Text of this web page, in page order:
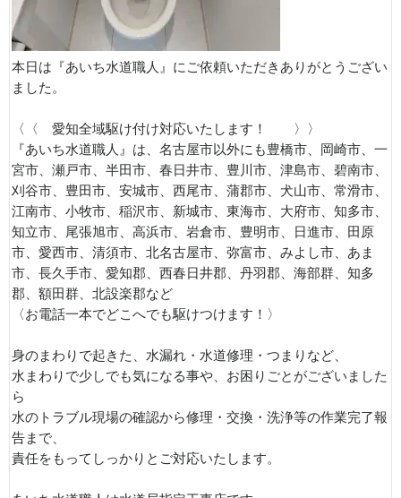
本日は『あいち水道職人』にご依頼いただきありがとうござい
ました。
〈〈 愛知全域駆け付け対応いたします！ 〉〉
『あいち水道職人』は、名古屋市以外にも豊橋市、岡崎市、一
宮市、瀬戸市、半田市、春日井市、豊川市、津島市、碧南市、
刈谷市、豊田市、安城市、西尾市、蒲郡市、犬山市、常滑市、
江南市、小牧市、稲沢市、新城市、東海市、大府市、知多市、
知立市、尾張旭市、高浜市、岩倉市、豊明市、日進市、田原
市、愛西市、清須市、北名古屋市、弥富市、みよし市、あま
市、長久手市、愛知郡、西春日井郡、丹羽郡、海部群、知多
郡、額田群、北設楽郡など
〈お電話一本でどこへでも駆けつけます！〉
身のまわりで起きた、水漏れ・水道修理・つまりなど、
水まわりで少しでも気になる事や、お困りごとがございました
ら
水のトラブル現場の確認から修理・交換・洗浄等の作業完了報
告まで、
責任をもってしっかりとご対応いたします。